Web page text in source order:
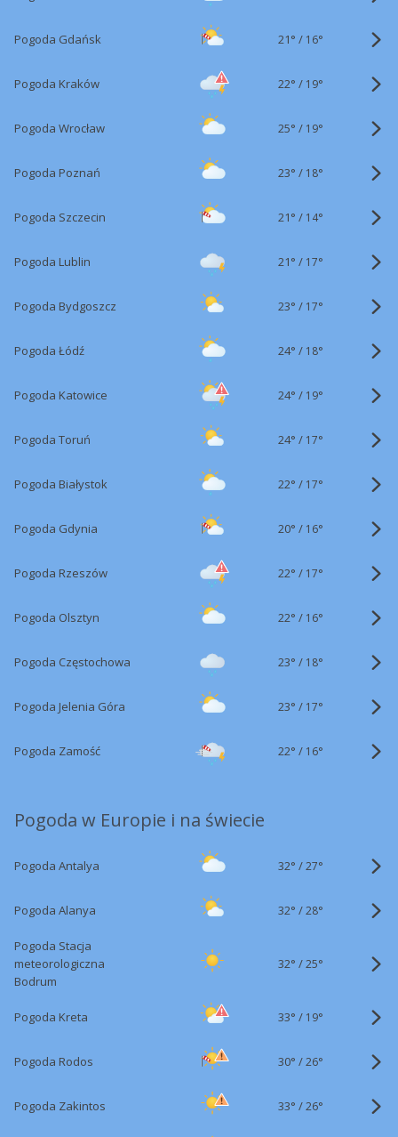
Pogoda Gdańsk 21° / 16°
Pogoda Kraków 22° / 19°
Pogoda Wrocław 25° / 19°
Pogoda Poznań 23° / 18°
Pogoda Szczecin 21° / 14°
Pogoda Lublin 21° / 17°
Pogoda Bydgoszcz 23° / 17°
Pogoda Łódź 24° / 18°
Pogoda Katowice 24° / 19°
Pogoda Toruń 24° / 17°
Pogoda Białystok 22° / 17°
Pogoda Gdynia 20° / 16°
Pogoda Rzeszów 22° / 17°
Pogoda Olsztyn 22° / 16°
Pogoda Częstochowa 23° / 18°
Pogoda Jelenia Góra 23° / 17°
Pogoda Zamość 22° / 16°
Pogoda w Europie i na świecie
Pogoda Antalya 32° /27°
Pogoda Alanya 32° /28°
Pogoda Stacja
meteorologiczna
Bodrum
32° /25°
Pogoda Kreta 33° / 19°
Pogoda Rodos 30° /26°
Pogoda Zakintos 33° /26°